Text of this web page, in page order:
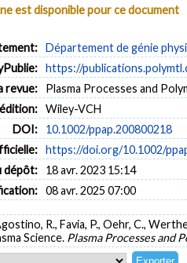
est disponible pour ce document
Département de génie
https://
revue:
Plasma Processes and
Wiley-VCH
DOI:
10.1002/ppap.200800218
https://doi.org/10.1002/
dépôt:
18 avr. 2023 15:14
08 avr. 2025 07:00
R., Favia, P., Oehr, C.,
Science. Plasma Processes and